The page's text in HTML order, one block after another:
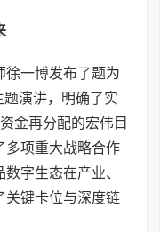
徐一博发布了题为
题演讲，明确了实
金再分配的宏伟目
多项重大战略合作
字生态在产业、
关键卡位与深度链